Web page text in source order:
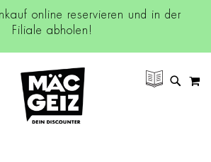
online reservieren und in der
Filiale abholen!
SUCHE